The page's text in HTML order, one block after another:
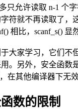
只允许读取 n-1 个
符就不再读取了，
相比，scanf_s() 显
大家学习，它们不
。另外，安全函数
在其他编译器下无效
数的限制